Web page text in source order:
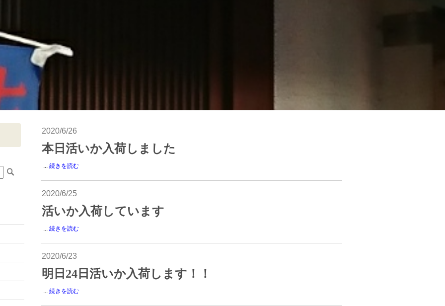
2020/6/26
本日活いか入荷しました
...続きを読む
2020/6/25
活いか入荷しています
...続きを読む
2020/6/23
明日24日活いか入荷します！！
...続きを読む